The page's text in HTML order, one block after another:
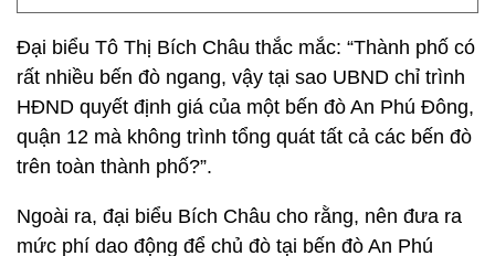
Đại biểu Tô Thị Bích Châu thắc mắc: “Thành phố có
rất nhiều bến đò ngang, vậy tại sao UBND chỉ trình
HĐND quyết định giá của một bến đò An Phú Đông,
quận 12 mà không trình tổng quát tất cả các bến đò
trên toàn thành phố?”.
Ngoài ra, đại biểu Bích Châu cho rằng, nên đưa ra
mức phí dao động để chủ đò tại bến đò An Phú